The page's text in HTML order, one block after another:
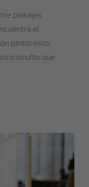
paisajes
el
pintoresco,
oculto que